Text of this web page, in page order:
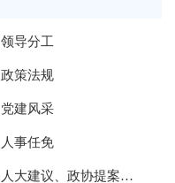
领导分工
政策法规
党建风采
人事任免
人大建议、政协提案办理结果